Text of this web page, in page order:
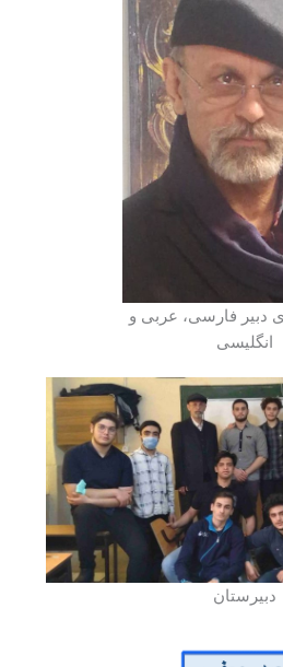
دبیر فارسی، عربی و
انگلیسی
دبیرستان